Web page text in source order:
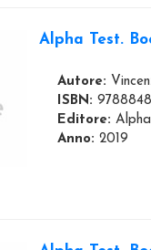
Alpha Test.
Autore:
ISBN:
Editore:
Anno: 2019